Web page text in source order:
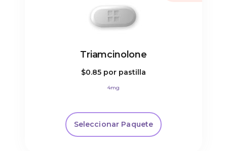
Triamcinolone
$0.85 por pastilla
4mg
Seleccionar Paquete